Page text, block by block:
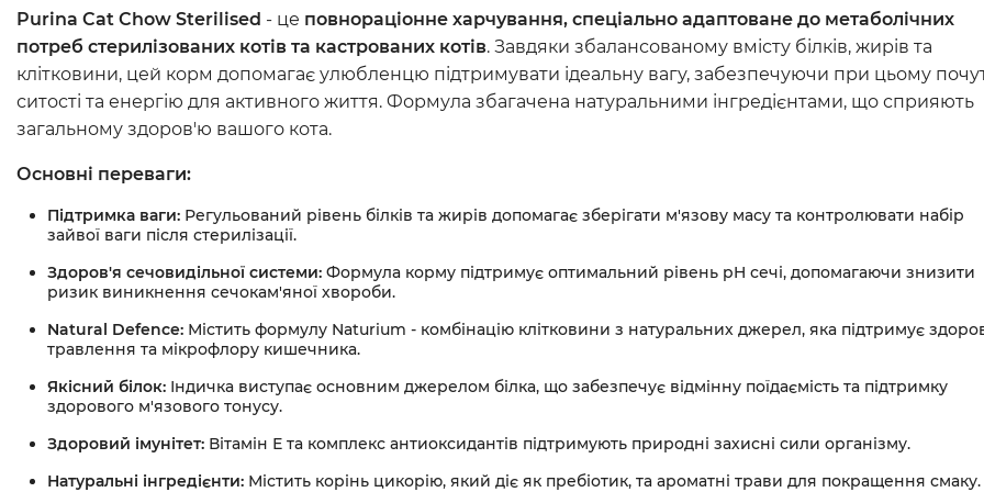
Урологічні препарати
Стоматологічні засоби
Антибіотики
Purina Cat Chow Sterilised - це повнораціонне харчування, спеціально адаптоване до метаболічних
потреб стерилізованих котів та кастрованих котів. Завдяки збалансованому вмісту білків, жирів та
клітковини, цей корм допомагає улюбленцю підтримувати ідеальну вагу, забезпечуючи при цьому
ситості та енергію для активного життя. Формула збагачена натуральними інгредієнтами, що сприяють
загальному здоров'ю вашого кота.
Основні переваги:
Підтримка ваги: Регульований рівень білків та жирів допомагає зберігати м'язову масу та контролювати набір
зайвої ваги після стерилізації.
Здоров'я сечовидільної системи: Формула корму підтримує оптимальний рівень pH сечі, допомагаючи знизити
ризик виникнення сечокам'яної хвороби.
Natural Defence: Містить формулу Naturium - комбінацію клітковини з натуральних джерел, яка підтримує
травлення та мікрофлору кишечника.
Якісний білок: Індичка виступає основним джерелом білка, що забезпечує відмінну поїдаємість та підтримку
здорового м'язового тонусу.
Здоровий імунітет: Вітамін Е та комплекс антиоксидантів підтримують природні захисні сили організму.
Натуральні інгредієнти: Містить корінь цикорію, який діє як пребіотик, та ароматні трави для покращення смаку.